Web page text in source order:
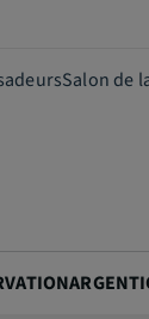
Salon de